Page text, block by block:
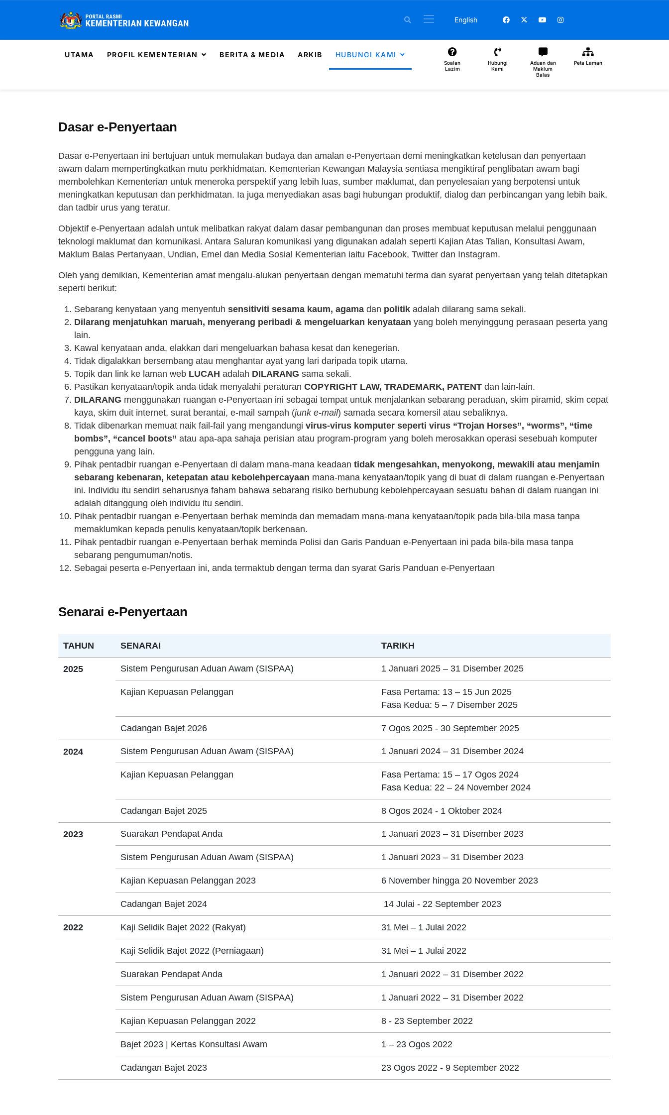
Pilih bahasa anda
English
UTAMA PROFIL KEMENTERIAN BERITA & MEDIA ARKIB HUBUNGI KAMI
fas
fa-
circle-
Soalan
Lazim
fas
fa-
phone-
Hubungi
Kami
fas
fa-
message
Aduan dan
Maklum
Balas
fa-
Peta Laman
Dasar e-Penyertaan
Dasar e-Penyertaan ini bertujuan untuk memulakan budaya dan amalan e-Penyertaan demi meningkatkan ketelusan dan penyertaan
awam dalam mempertingkatkan mutu perkhidmatan. Kementerian Kewangan Malaysia sentiasa mengiktiraf penglibatan awam bagi
membolehkan Kementerian untuk meneroka perspektif yang lebih luas, sumber maklumat, dan penyelesaian yang berpotensi untuk
meningkatkan keputusan dan perkhidmatan. Ia juga menyediakan asas bagi hubungan produktif, dialog dan perbincangan yang lebih baik,
dan tadbir urus yang teratur.
Objektif e-Penyertaan adalah untuk melibatkan rakyat dalam dasar pembangunan dan proses membuat keputusan melalui penggunaan
teknologi maklumat dan komunikasi. Antara Saluran komunikasi yang digunakan adalah seperti Kajian Atas Talian, Konsultasi Awam,
Maklum Balas Pertanyaan, Undian, Emel dan Media Sosial Kementerian iaitu Facebook, Twitter dan Instagram.
Oleh yang demikian, Kementerian amat mengalu-alukan penyertaan dengan mematuhi terma dan syarat penyertaan yang telah ditetapkan
seperti berikut:
Sebarang kenyataan yang menyentuh sensitiviti sesama kaum, agama dan politik adalah dilarang sama sekali.
Dilarang menjatuhkan maruah, menyerang peribadi & mengeluarkan kenyataan yang boleh menyinggung perasaan peserta yang
lain.
Kawal kenyataan anda, elakkan dari mengeluarkan bahasa kesat dan kenegerian.
Tidak digalakkan bersembang atau menghantar ayat yang lari daripada topik utama.
Topik dan link ke laman web LUCAH adalah DILARANG sama sekali.
Pastikan kenyataan/topik anda tidak menyalahi peraturan COPYRIGHT LAW, TRADEMARK, PATENT dan lain-lain.
DILARANG menggunakan ruangan e-Penyertaan ini sebagai tempat untuk menjalankan sebarang peraduan, skim piramid, skim cepat
kaya, skim duit internet, surat berantai, e-mail sampah (junk e-mail) samada secara komersil atau sebaliknya.
Tidak dibenarkan memuat naik fail-fail yang mengandungi virus-virus komputer seperti virus “Trojan Horses”, “worms”, “time
bombs”, “cancel boots” atau apa-apa sahaja perisian atau program-program yang boleh merosakkan operasi sesebuah komputer
pengguna yang lain.
Pihak pentadbir ruangan e-Penyertaan di dalam mana-mana keadaan tidak mengesahkan, menyokong, mewakili atau menjamin
sebarang kebenaran, ketepatan atau kebolehpercayaan mana-mana kenyataan/topik yang di buat di dalam ruangan e-Penyertaan
ini. Individu itu sendiri seharusnya faham bahawa sebarang risiko berhubung kebolehpercayaan sesuatu bahan di dalam ruangan ini
adalah ditanggung oleh individu itu sendiri.
Pihak pentadbir ruangan e-Penyertaan berhak meminda dan memadam mana-mana kenyataan/topik pada bila-bila masa tanpa
memaklumkan kepada penulis kenyataan/topik berkenaan.
Pihak pentadbir ruangan e-Penyertaan berhak meminda Polisi dan Garis Panduan e-Penyertaan ini pada bila-bila masa tanpa
sebarang pengumuman/notis.
Sebagai peserta e-Penyertaan ini, anda termaktub dengan terma dan syarat Garis Panduan e-Penyertaan
Senarai e-Penyertaan
TAHUN SENARAI TARIKH
2025 Sistem Pengurusan Aduan Awam (SISPAA) 1 Januari 2025 – 31 Disember 2025
Kajian Kepuasan Pelanggan
Fasa Pertama: 13 – 15 Jun 2025
Fasa Kedua: 5 – 7 Disember 2025
Cadangan Bajet 2026 7 Ogos 2025 - 30 September 2025
2024 Sistem Pengurusan Aduan Awam (SISPAA) 1 Januari 2024 – 31 Disember 2024
Kajian Kepuasan Pelanggan
Fasa Pertama: 15 – 17 Ogos 2024
Fasa Kedua: 22 – 24 November 2024
Cadangan Bajet 2025 8 Ogos 2024 - 1 Oktober 2024
2023 Suarakan Pendapat Anda 1 Januari 2023 – 31 Disember 2023
Sistem Pengurusan Aduan Awam (SISPAA) 1 Januari 2023 – 31 Disember 2023
Kajian Kepuasan Pelanggan 2023 6 November hingga 20 November 2023
Cadangan Bajet 2024 14 Julai - 22 September 2023
2022 Kaji Selidik Bajet 2022 (Rakyat) 31 Mei – 1 Julai 2022
Kaji Selidik Bajet 2022 (Perniagaan) 31 Mei – 1 Julai 2022
Suarakan Pendapat Anda 1 Januari 2022 – 31 Disember 2022
Sistem Pengurusan Aduan Awam (SISPAA) 1 Januari 2022 – 31 Disember 2022
Kajian Kepuasan Pelanggan 2022 8 - 23 September 2022
Bajet 2023 | Kertas Konsultasi Awam 1 – 23 Ogos 2022
Cadangan Bajet 2023 23 Ogos 2022 - 9 September 2022